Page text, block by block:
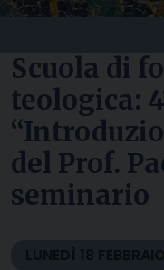
Scuola di
teologica:
del Prof.
seminario
LUNEDÌ 18 FEBBRAIO